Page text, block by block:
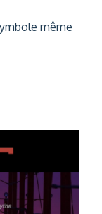
même